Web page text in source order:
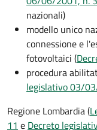
nazionali)
modello unico
connessione e
fotovoltaici (
procedura
legislativo 03/
Regione Lombardia (
11 e Decreto